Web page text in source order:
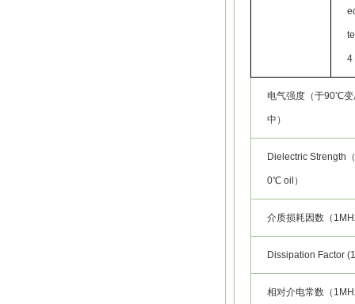
4
电气强度（于90℃变
中）
Dielectric Strength
0℃ oil）
介质损耗因数（
Dissipation Factor
相对介电常数（